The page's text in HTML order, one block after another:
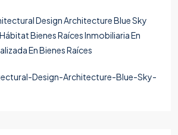
Design-Architecture-Blue-Sky-